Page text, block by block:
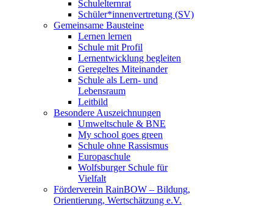
Schulelternrat
Schüler*innenvertretung (SV)
Gemeinsame Bausteine
Lernen lernen
Schule mit Profil
Lernentwicklung begleiten
Geregeltes Miteinander
Schule als Lern- und
Lebensraum
Leitbild
Besondere Auszeichnungen
Umweltschule & BNE
My school goes green
Schule ohne Rassismus
Europaschule
Wolfsburger Schule für
Vielfalt
Förderverein RainBOW – Bildung,
Orientierung, Wertschätzung e.V.